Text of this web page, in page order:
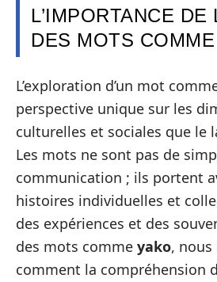
L’IMPORTANCE DE
DES MOTS
L’exploration d’un mot
perspective unique sur les
culturelles et sociales que le
Les mots ne sont pas de
communication ; ils portent
histoires individuelles et
des expériences et des
des mots comme yako, nous
comment la compréhension